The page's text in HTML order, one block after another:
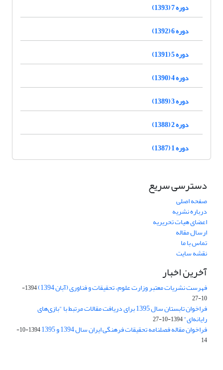
دوره 7 (1393)
دوره 6 (1392)
دوره 5 (1391)
دوره 4 (1390)
دوره 3 (1389)
دوره 2 (1388)
دوره 1 (1387)
دسترسی سریع
صفحه اصلی
درباره نشریه
اعضای هیات تحریریه
ارسال مقاله
تماس با ما
نقشه سایت
آخرین اخبار
فهرست نشریات معتبر وزارت علوم، تحقیقات و فناوری (آبان 1394)
1394-
10-27
فراخوان تابستان سال 1395 برای دریافت مقالات مرتبط با "بازی‌های
رایانه‌ای"1394-10-27
فراخوان مقاله فصلنامه تحقیقات فرهنگی ایران سال 1394 و 1395
1394-10-
14